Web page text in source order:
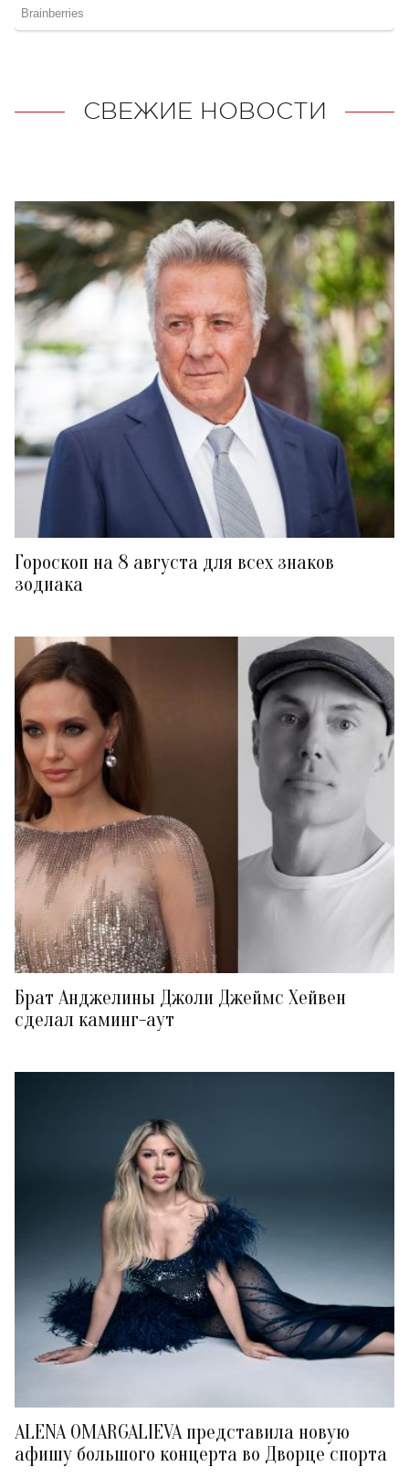
СВЕЖИЕ НОВОСТИ
Гороскоп на 8 августа для всех знаков
зодиака
Брат Анджелины Джоли Джеймс Хейвен
сделал каминг-аут
ALENA OMARGALIEVA представила новую
афишу большого концерта во Дворце спорта